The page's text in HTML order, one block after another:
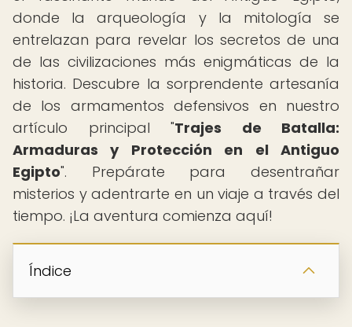
donde la arqueología y la mitología se
entrelazan para revelar los secretos de una
de las civilizaciones más enigmáticas de la
historia. Descubre la sorprendente artesanía
de los armamentos defensivos en nuestro
artículo principal "Trajes de Batalla:
Armaduras y Protección en el Antiguo
Egipto". Prepárate para desentrañar
misterios y adentrarte en un viaje a través del
tiempo. ¡La aventura comienza aquí!
Índice